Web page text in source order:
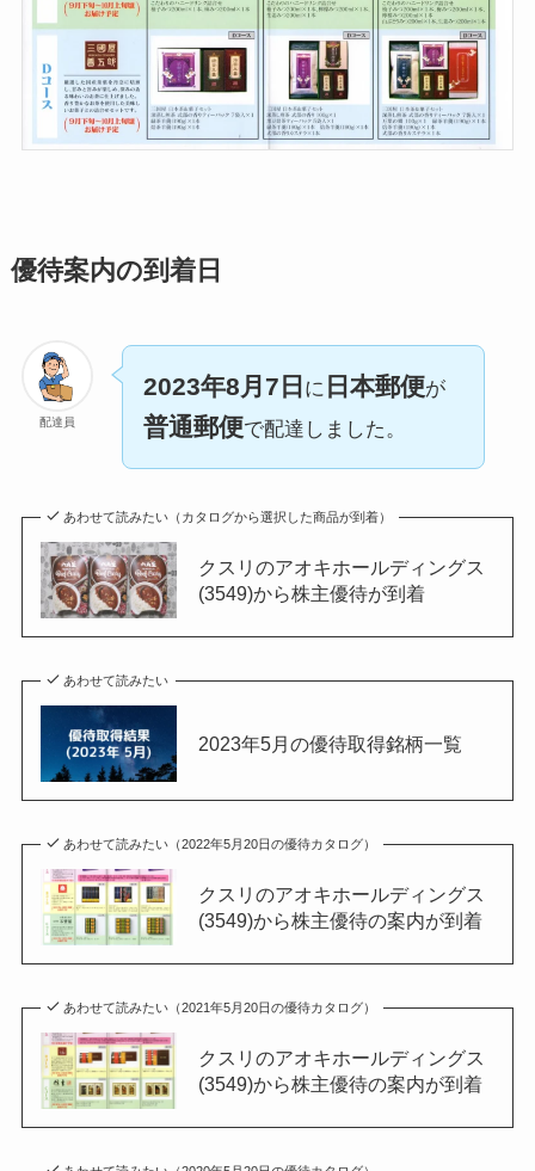
優待案内の到着日
配達員
2023年8月7日 に 日本郵便が
普通郵便で配達しました。
あわせて読みたい（カタログから選択した商品が到着）
クスリのアオキホールディングス
(3549)から株主優待が到着
あわせて読みたい
2023年5月の優待取得銘柄一覧
あわせて読みたい（2022年5月20日の優待カタログ）
クスリのアオキホールディングス
(3549)から株主優待の案内が到着
あわせて読みたい（2021年5月20日の優待カタログ）
クスリのアオキホールディングス
(3549)から株主優待の案内が到着